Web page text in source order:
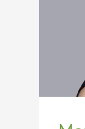
与招
策略
验，
我，
布朗
帮助
拿大
全球
力于
最适